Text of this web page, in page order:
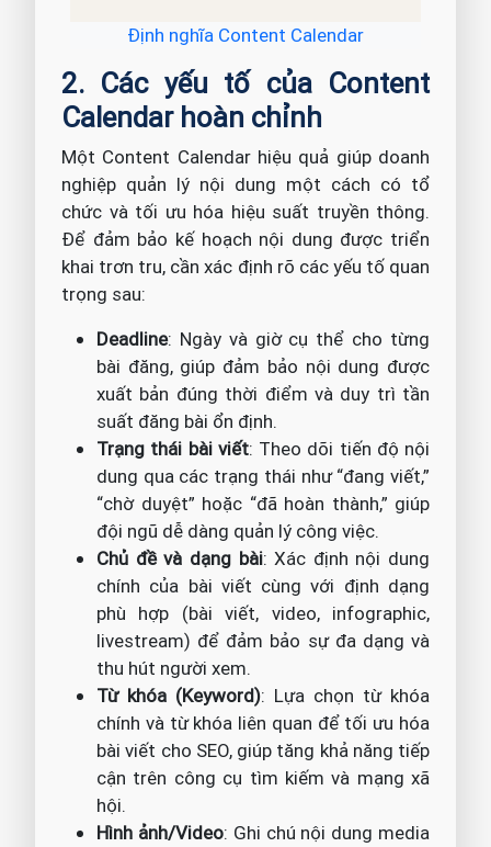
Định nghĩa Content Calendar
2. Các yếu tố của Content
Calendar hoàn chỉnh
Một Content Calendar hiệu quả giúp doanh
nghiệp quản lý nội dung một cách có tổ
chức và tối ưu hóa hiệu suất truyền thông.
Để đảm bảo kế hoạch nội dung được triển
khai trơn tru, cần xác định rõ các yếu tố quan
trọng sau:
Deadline: Ngày và giờ cụ thể cho từng
bài đăng, giúp đảm bảo nội dung được
xuất bản đúng thời điểm và duy trì tần
suất đăng bài ổn định.
Trạng thái bài viết: Theo dõi tiến độ nội
dung qua các trạng thái như “đang viết,”
“chờ duyệt” hoặc “đã hoàn thành,” giúp
đội ngũ dễ dàng quản lý công việc.
Chủ đề và dạng bài: Xác định nội dung
chính của bài viết cùng với định dạng
phù hợp (bài viết, video, infographic,
livestream) để đảm bảo sự đa dạng và
thu hút người xem.
Từ khóa (Keyword): Lựa chọn từ khóa
chính và từ khóa liên quan để tối ưu hóa
bài viết cho SEO, giúp tăng khả năng tiếp
cận trên công cụ tìm kiếm và mạng xã
hội.
Hình ảnh/Video: Ghi chú nội dung media